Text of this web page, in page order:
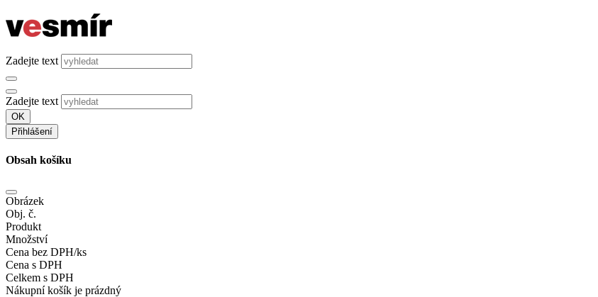
Zadejte text
Zadejte text
OK
Přihlášení
Obsah košíku
Obrázek
Obj. č.
Produkt
Množství
Cena bez DPH/ks
Cena s DPH
Celkem s DPH
Nákupní košík je prázdný